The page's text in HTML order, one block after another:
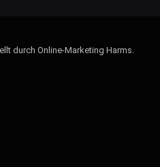
durch Online-Marketing Harms.